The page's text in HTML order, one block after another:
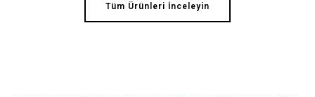
Tüm Ürünleri İnceleyin